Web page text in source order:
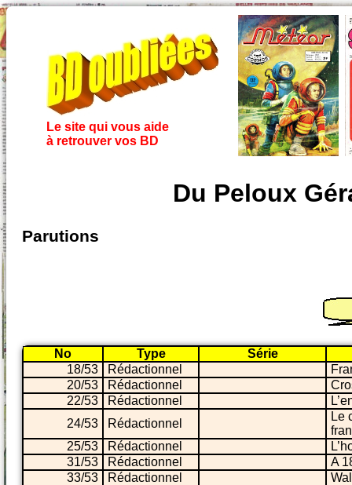
Le site qui vous aide
à retrouver vos BD
Du Peloux
Parutions
No Type
Série
18/53
Rédactionnel
20/53
Rédactionnel
22/53
Rédactionnel
24/53
Rédactionnel
Le
25/53
Rédactionnel
31/53
Rédactionnel
A
33/53
Rédactionnel